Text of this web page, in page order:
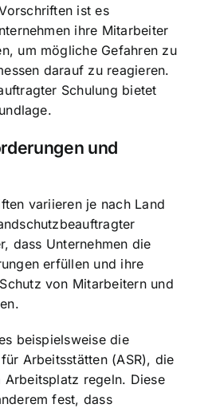
ist es
ihre Mitarbeiter
um mögliche Gefahren zu
darauf zu reagieren.
Schulung bietet
und
variieren je nach Land
dass Unternehmen die
erfüllen und ihre
von Mitarbeitern und
beispielsweise die
Arbeitsstätten (ASR), die
Arbeitsplatz regeln. Diese
fest, dass